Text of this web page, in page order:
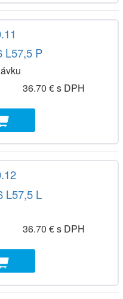
L57,5 P
36.70 € s DPH
L57,5 L
36.70 € s DPH